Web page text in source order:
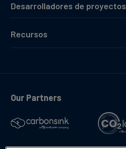
Desarrolladores de proyectos
Recursos
Our Partners